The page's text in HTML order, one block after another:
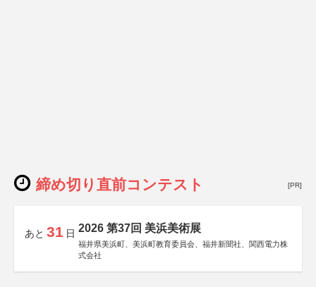
締め切り直前コンテスト [PR]
あと 31 日 2026 第37回 美浜美術展
福井県美浜町、美浜町教育委員会、福井新聞社、関西電力株
式会社